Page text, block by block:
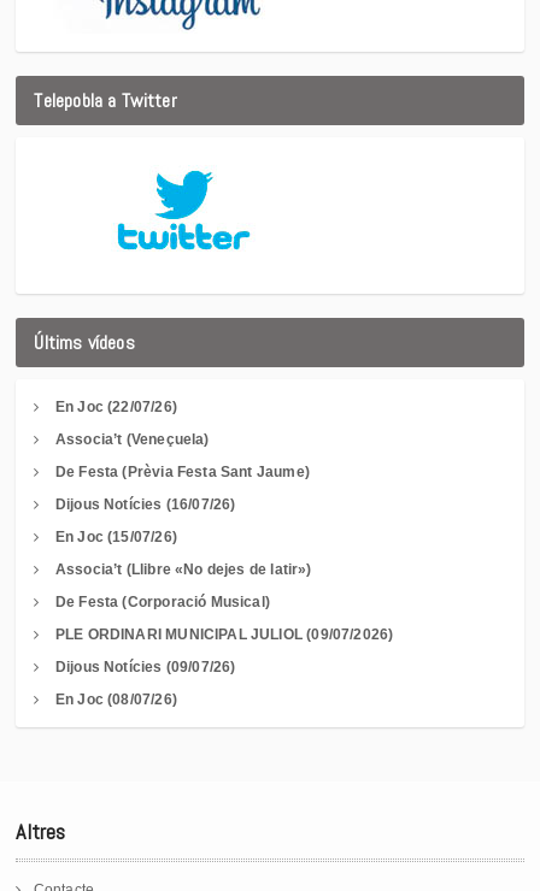
Telepobla a Twitter
Últims vídeos
En Joc (22/07/26)
Associa’t (Veneçuela)
De Festa (Prèvia Festa Sant Jaume)
Dijous Notícies (16/07/26)
En Joc (15/07/26)
Associa’t (Llibre «No dejes de latir»)
De Festa (Corporació Musical)
PLE ORDINARI MUNICIPAL JULIOL (09/07/2026)
Dijous Notícies (09/07/26)
En Joc (08/07/26)
Altres